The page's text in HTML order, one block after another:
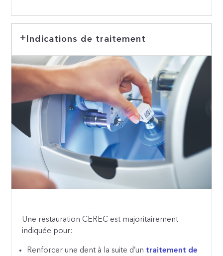
Indications de traitement
Une restauration CEREC est majoritairement
indiquée pour:
Renforcer une dent à la suite d’un traitement de